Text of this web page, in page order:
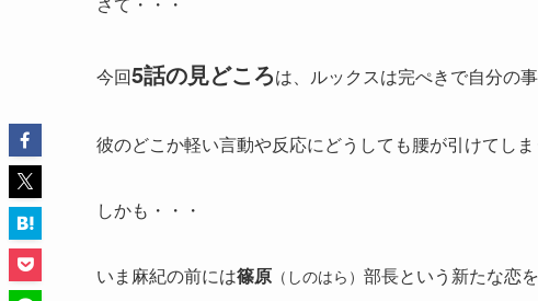
今回5話の見どころは、ルックスは完ぺきで自分の
彼のどこか軽い言動や反応にどうしても腰が引けてし
しかも・・・
いま麻紀の前には篠原 （しのはら） 部長という新たな恋